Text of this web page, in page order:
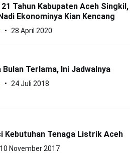
Tahun Kabupaten Aceh Singkil,
Ekonominya Kian Kencang
28 April 2020
Bulan Terlama, Ini Jadwalnya
24 Juli 2018
Kebutuhan Tenaga Listrik Aceh
10 November 2017